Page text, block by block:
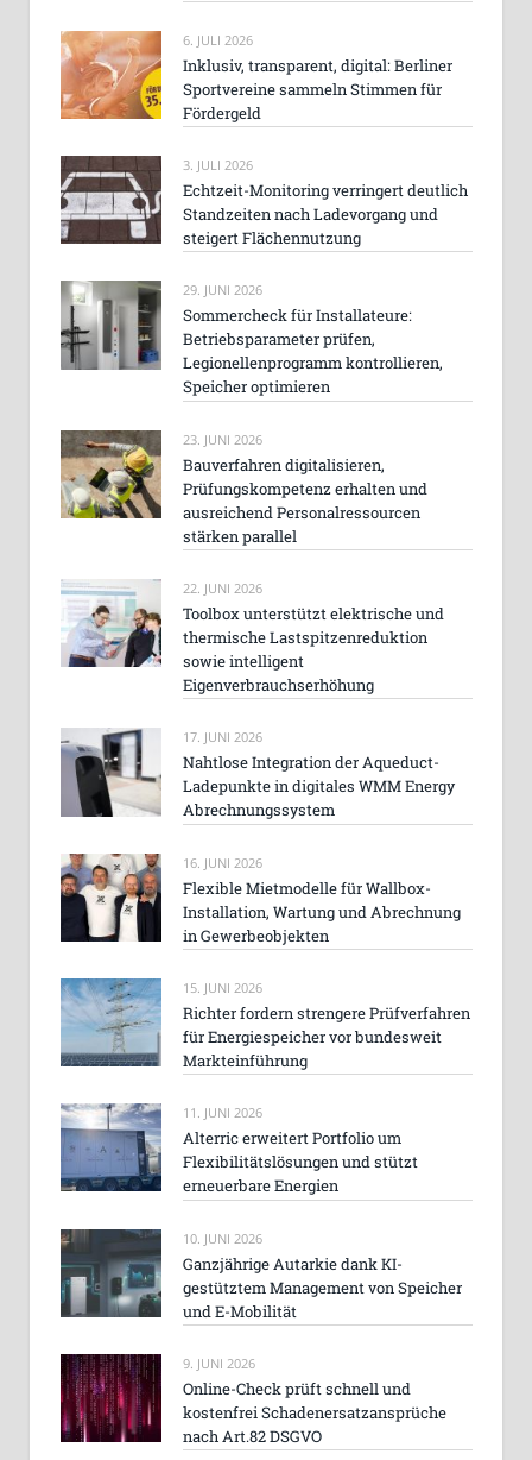
6. JULI 2026
Inklusiv, transparent, digital: Berliner
Sportvereine sammeln Stimmen für
Fördergeld
3. JULI 2026
Echtzeit-Monitoring verringert deutlich
Standzeiten nach Ladevorgang und
steigert Flächennutzung
29. JUNI 2026
Sommercheck für Installateure:
Betriebsparameter prüfen,
Legionellenprogramm kontrollieren,
Speicher optimieren
23. JUNI 2026
Bauverfahren digitalisieren,
Prüfungskompetenz erhalten und
ausreichend Personalressourcen
stärken parallel
22. JUNI 2026
Toolbox unterstützt elektrische und
thermische Lastspitzenreduktion
sowie intelligent
Eigenverbrauchserhöhung
17. JUNI 2026
Nahtlose Integration der Aqueduct-
Ladepunkte in digitales WMM Energy
Abrechnungssystem
16. JUNI 2026
Flexible Mietmodelle für Wallbox-
Installation, Wartung und Abrechnung
in Gewerbeobjekten
15. JUNI 2026
Richter fordern strengere Prüfverfahren
für Energiespeicher vor bundesweit
Markteinführung
11. JUNI 2026
Alterric erweitert Portfolio um
Flexibilitätslösungen und stützt
erneuerbare Energien
10. JUNI 2026
Ganzjährige Autarkie dank KI-
gestütztem Management von Speicher
und E-Mobilität
9. JUNI 2026
Online-Check prüft schnell und
kostenfrei Schadenersatzansprüche
nach Art.82 DSGVO